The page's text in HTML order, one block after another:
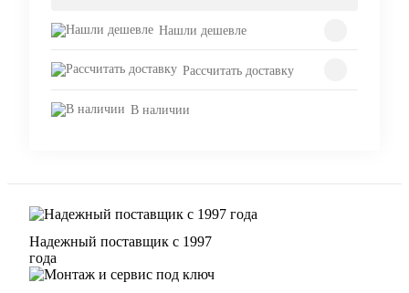
Нашли дешевле
Рассчитать доставку
В наличии
Надежный поставщик с 1997
года